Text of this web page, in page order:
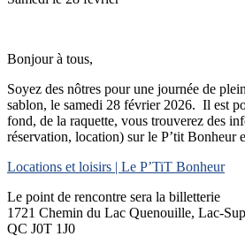
Bonjour à tous,
Soyez des nôtres pour une journée de
sablon, le samedi 28 février 2026. Il est
fond, de la raquette, vous trouverez des
réservation, location) sur le P’tit Bonheur
Locations et loisirs | Le P’TiT Bonheur
Le point de rencontre sera la billetterie
1721 Chemin du Lac Quenouille, Lac-
QC J0T 1J0